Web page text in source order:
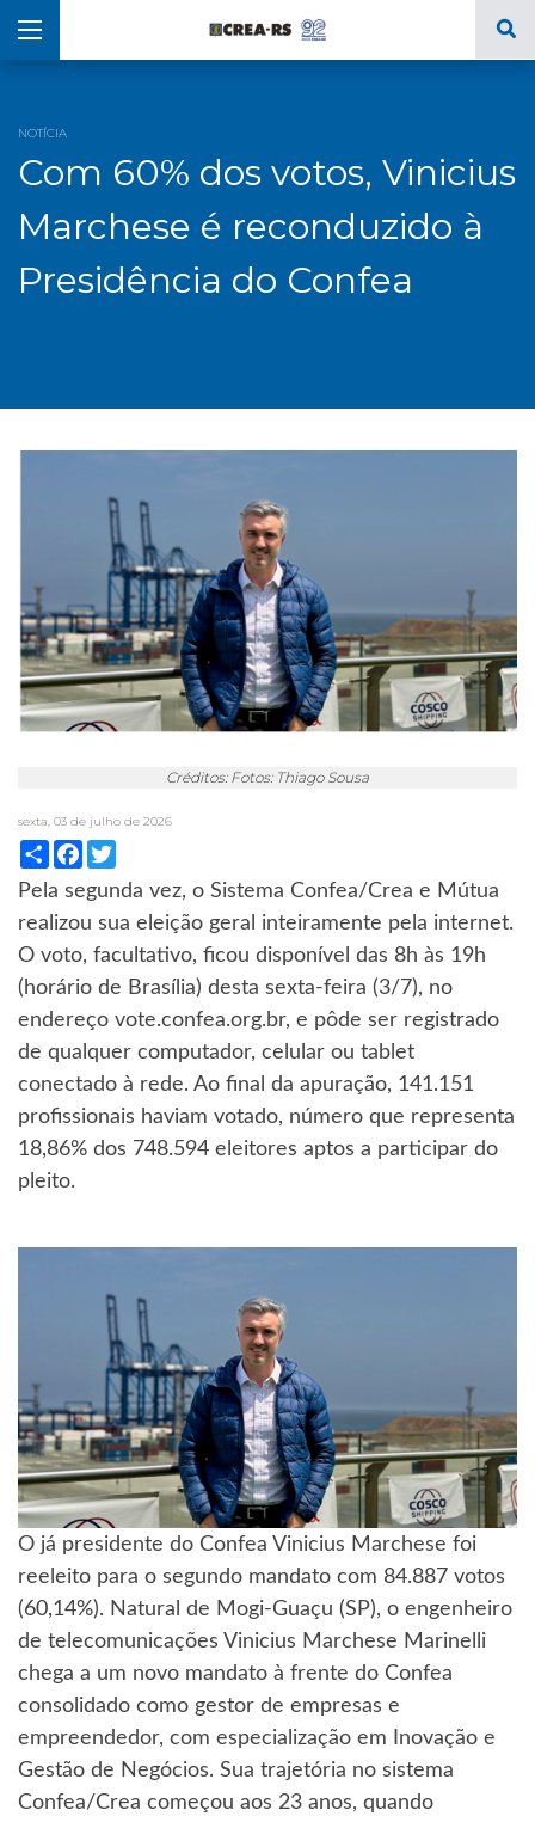
NOTÍCIA
Com 60% dos votos, Vinicius
Marchese é reconduzido à
Presidência do Confea
Créditos: Fotos: Thiago Sousa
sexta, 03 de julho de 2026
Compartilhar
Facebook
Pela segunda vez, o Sistema Confea/Crea e Mútua
realizou sua eleição geral inteiramente pela internet.
O voto, facultativo, ficou disponível das 8h às 19h
(horário de Brasília) desta sexta-feira (3/7), no
endereço vote.confea.org.br, e pôde ser registrado
de qualquer computador, celular ou tablet
conectado à rede. Ao final da apuração, 141.151
profissionais haviam votado, número que representa
18,86% dos 748.594 eleitores aptos a participar do
pleito.
O já presidente do Confea Vinicius Marchese foi
reeleito para o segundo mandato com 84.887 votos
(60,14%). Natural de Mogi-Guaçu (SP), o engenheiro
de telecomunicações Vinicius Marchese Marinelli
chega a um novo mandato à frente do Confea
consolidado como gestor de empresas e
empreendedor, com especialização em Inovação e
Gestão de Negócios. Sua trajetória no sistema
Confea/Crea começou aos 23 anos, quando